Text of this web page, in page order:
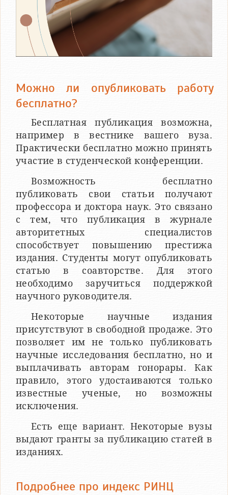
Можно ли опубликовать работу
бесплатно?
Бесплатная публикация возможна,
например в вестнике вашего вуза.
Практически бесплатно можно принять
участие в студенческой конференции.
Возможность бесплатно
публиковать свои статьи получают
профессора и доктора наук. Это связано
с тем, что публикация в журнале
авторитетных специалистов
способствует повышению престижа
издания. Студенты могут опубликовать
статью в соавторстве. Для этого
необходимо заручиться поддержкой
научного руководителя.
Некоторые научные издания
присутствуют в свободной продаже. Это
позволяет им не только публиковать
научные исследования бесплатно, но и
выплачивать авторам гонорары. Как
правило, этого удостаиваются только
известные ученые, но возможны
исключения.
Есть еще вариант. Некоторые вузы
выдают гранты за публикацию статей в
изданиях.
Подробнее про индекс РИНЦ